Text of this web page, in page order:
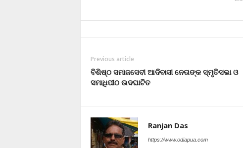
Previous article
ବିଶିଷ୍ଠ ସମାଜସେବୀ ଆଦିବାସୀ ନେତାଙ୍କ ସ୍ମୃତିସଭା ଓ
ସମାଧିପୀଠ ଉଦଘାଟିତ
Ranjan Das
https://www.odiapua.com